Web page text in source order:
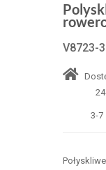
V8723-
3-7